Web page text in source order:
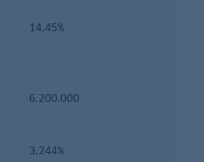
14,45%
6.200.000
3,244%